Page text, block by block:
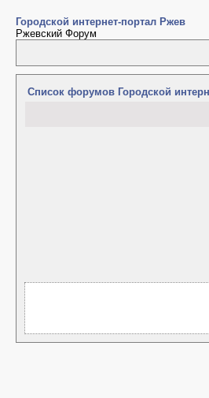
Городской интернет-портал Ржев
Ржевский Форум
Список форумов Городской